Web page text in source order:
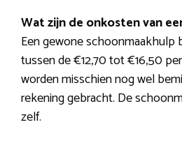
Wat zijn de onkosten van
Een gewone schoonmaakhulp
tussen de €12,70 tot €16,50
worden misschien nog wel
rekening gebracht. De
zelf.